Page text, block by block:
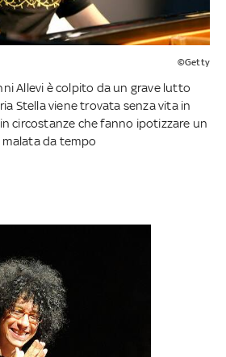
©Getty
Allevi è colpito da un grave lutto
Stella viene trovata senza vita in
in circostanze che fanno ipotizzare un
da tempo